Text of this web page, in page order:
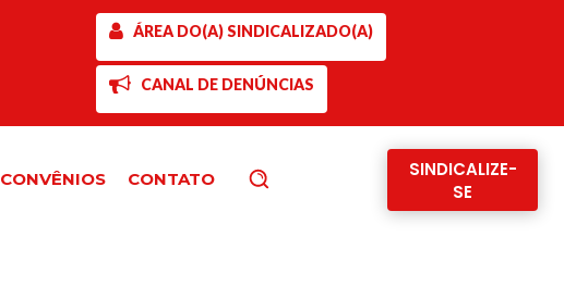
ÁREA DO(A) SINDICALIZADO(A)
CANAL DE DENÚNCIAS
CONVÊNIOS CONTATO
SINDICALIZE-
SE